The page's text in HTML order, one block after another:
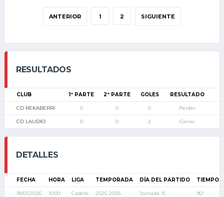
ANTERIOR 1 2 SIGUIENTE
RESULTADOS
CLUB 1ª PARTE 2ª PARTE GOLES RESULTADO
CD REKABERRI 0 0 0 Perder
CD LAUDIO 0 0 2 Ganar
DETALLES
FECHA HORA LIGA TEMPORADA DÍA DEL PARTIDO TIEMPO
18/01/2026 10:00
Cadete
2025-2026 Jornada 15 90'